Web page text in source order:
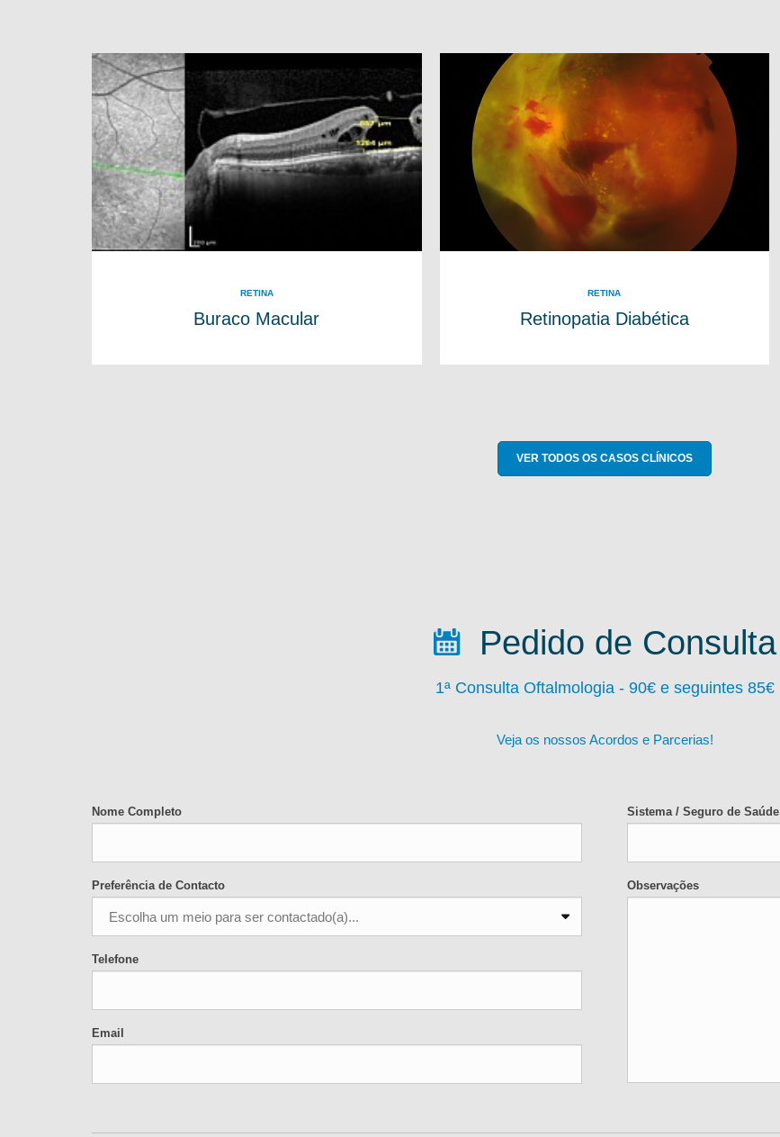
RETINA
Buraco Macular
RETINA
Retinopatia Diabética
VER TODOS OS CASOS CLÍNICOS
Pedido de Consulta
1ª Consulta Oftalmologia - 90€ e seguintes 85€
Veja os nossos Acordos e Parcerias!
Nome Completo
Preferência de Contacto
Telefone
Email
Sistema / Seguro de Saúde
Observações